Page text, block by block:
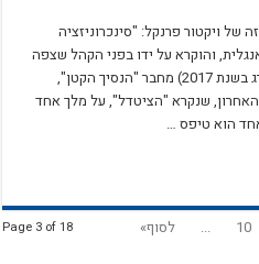
של ויקטור פרנקל: "סינכרוניזציה
והוקרא על ידו בפני הקהל שצפה
בהצגה בכנס לוגותרפיה בסט. פטרבורג בשנת 2017) מחבר "הנסיך הקטן",
האחרון, שנקרא "הציטדל", על מלך אחד
הוא טיפס …
Page 3 of 18 10
... לסוף»